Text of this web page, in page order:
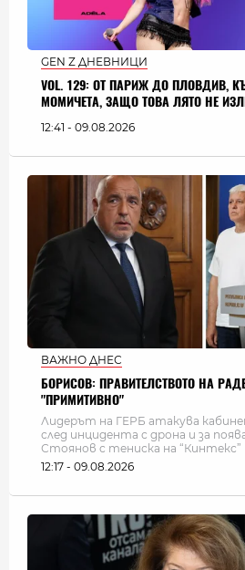
GEN Z ДНЕВНИЦИ
VOL. 129: ОТ ПАРИЖ ДО ПЛОВДИВ,
МОМИЧЕТА, ЗАЩО ТОВА ЛЯТО НЕ
12:41 - 09.08.2026
ВАЖНО ДНЕС
БОРИСОВ: ПРАВИТЕЛСТВОТО НА
"ПРИМИТИВНО"
Лидерът на ГЕРБ атакува
след инцидента с дрона и за
Стоянов с тениска на “Кинтекс”
12:17 - 09.08.2026